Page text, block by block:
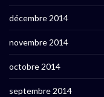
décembre 2014
novembre 2014
octobre 2014
septembre 2014